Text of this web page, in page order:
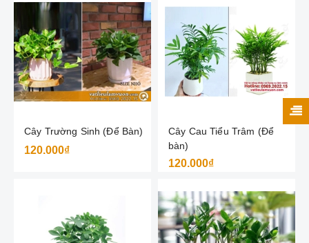
Cây Trường Sinh (Để Bàn)
120.000₫
Cây Cau Tiểu Trâm (Để
bàn)
120.000₫